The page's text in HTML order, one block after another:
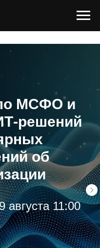
МСФО и
решений
об
августа 11:00